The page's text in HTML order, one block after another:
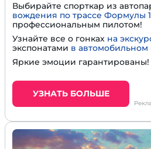
Выбирайте спорткар из
вождения по трассе Формулы 1
профессиональным пилотом!
Узнайте все о гонках на
экспонатами в
Яркие эмоции гарантированы!
УЗНАТЬ БОЛЬШЕ